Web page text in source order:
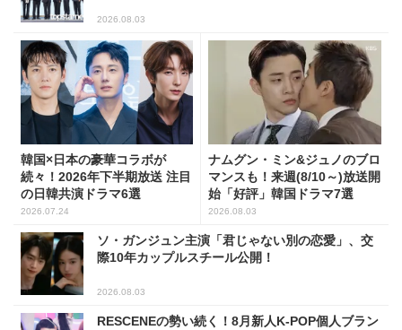
2026.08.03
韓国×日本の豪華コラボが
続々！2026年下半期放送 注目
の日韓共演ドラマ6選
2026.07.24
ナムグン・ミン&ジュノのブロ
マンスも！来週(8/10～)放送開
始「好評」韓国ドラマ7選
2026.08.03
ソ・ガンジュン主演「君じゃない別の恋愛」、交
際10年カップルスチール公開！
2026.08.03
RESCENEの勢い続く！8月新人K-POP個人ブラン